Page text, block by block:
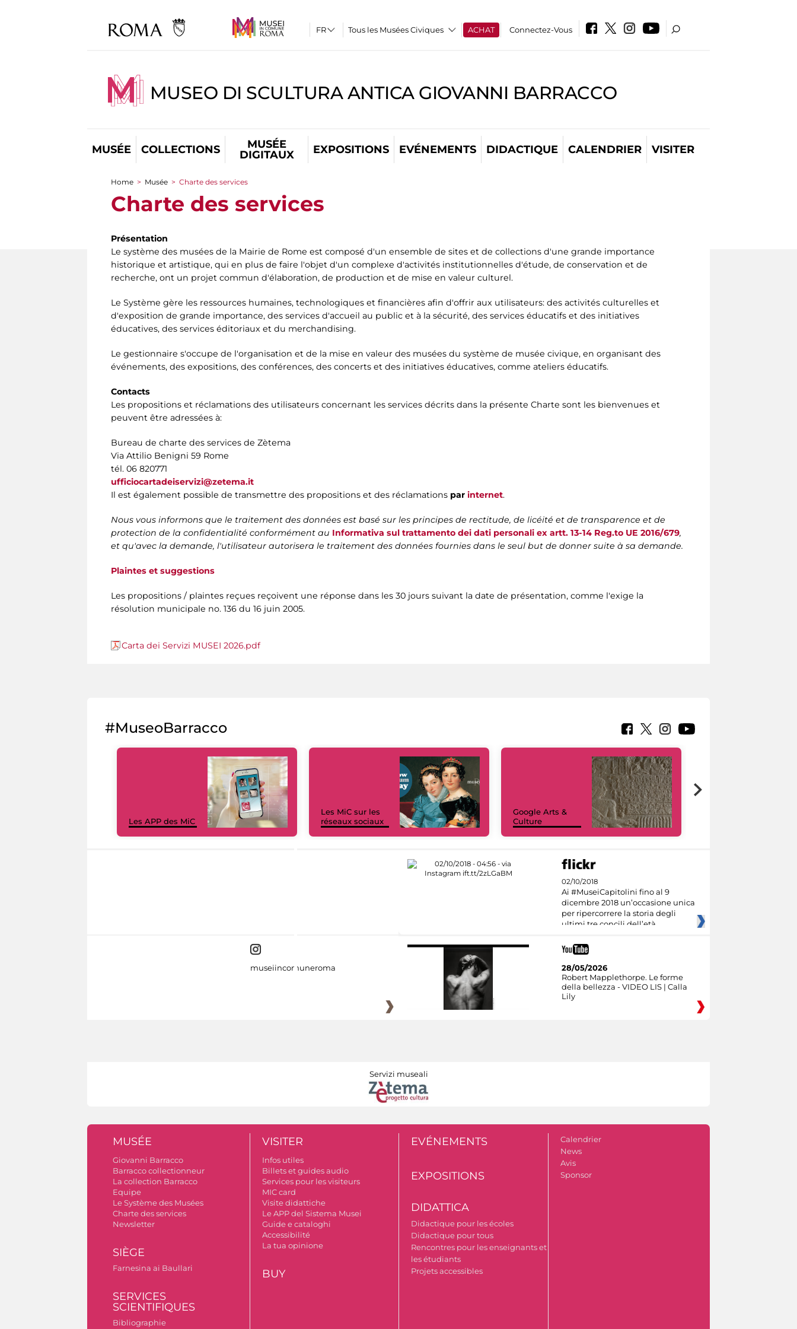
Tous les Musées Civiques ACHAT Connectez-Vous
MUSEO DI SCULTURA ANTICA GIOVANNI BARRACCO
MUSÉE COLLECTIONS
MUSÉE
DIGITAUX
EXPOSITIONS EVÉNEMENTS DIDACTIQUE CALENDRIER VISITER
You are here
Home > Musée > Charte des services
Charte des services
Présentation
Le système des musées de la Mairie de Rome est composé d'un ensemble de sites et de collections d'une grande importance
historique et artistique, qui en plus de faire l'objet d'un complexe d'activités institutionnelles d'étude, de conservation et de
recherche, ont un projet commun d'élaboration, de production et de mise en valeur culturel.
Le Système gère les ressources humaines, technologiques et financières afin d'offrir aux utilisateurs: des activités culturelles et
d'exposition de grande importance, des services d'accueil au public et à la sécurité, des services éducatifs et des initiatives
éducatives, des services éditoriaux et du merchandising.
Le gestionnaire s'occupe de l'organisation et de la mise en valeur des musées du système de musée civique, en organisant des
événements, des expositions, des conférences, des concerts et des initiatives éducatives, comme ateliers éducatifs.
Contacts
Les propositions et réclamations des utilisateurs concernant les services décrits dans la présente Charte sont les bienvenues et
peuvent être adressées à:
Bureau de charte des services de Zètema
Via Attilio Benigni 59 Rome
tél. 06 820771
ufficiocartadeiservizi@zetema.it
Il est également possible de transmettre des propositions et des réclamations par internet.
Nous vous informons que le traitement des données est basé sur les principes de rectitude, de licéité et de transparence et de
protection de la confidentialité conformément au Informativa sul trattamento dei dati personali ex artt. 13-14 Reg.to UE 2016/679,
et qu'avec la demande, l'utilisateur autorisera le traitement des données fournies dans le seul but de donner suite à sa demande.
Plaintes et suggestions
Les propositions / plaintes reçues reçoivent une réponse dans les 30 jours suivant la date de présentation, comme l'exige la
résolution municipale no. 136 du 16 juin 2005.
Carta dei Servizi MUSEI 2026.pdf
#MuseoBarracco
Les APP des MiC
Les MiC sur les
réseaux sociaux
Google Arts &
Culture
02/10/2018
Ai #MuseiCapitolini fino al 9
dicembre 2018 un’occasione unica
per ripercorrere la storia degli
ultimi tre concili dell’età
museiincomuneroma
28/05/2026
Robert Mapplethorpe. Le forme
della bellezza - VIDEO LIS | Calla
Lily
Servizi museali
MUSÉE
Giovanni Barracco
Barracco collectionneur
La collection Barracco
Equipe
Le Système des Musées
Charte des services
Newsletter
SIÈGE
Farnesina ai Baullari
SERVICES
SCIENTIFIQUES
Bibliographie
VISITER
Infos utiles
Billets et guides audio
Services pour les visiteurs
MIC card
Visite didattiche
Le APP del Sistema Musei
Guide e cataloghi
Accessibilité
La tua opinione
BUY
EVÉNEMENTS
EXPOSITIONS
DIDATTICA
Didactique pour les écoles
Didactique pour tous
Rencontres pour les enseignants et
les étudiants
Projets accessibles
Calendrier
News
Avis
Sponsor